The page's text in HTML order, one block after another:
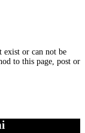
exist or can not be
to this page, post or